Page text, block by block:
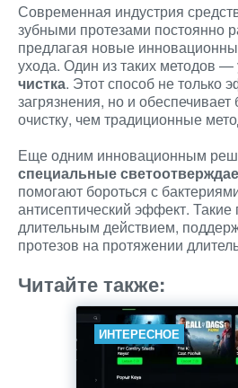
Современная индустрия
зубными протезами постоянно
предлагая новые
ухода. Один из таких методов —
чистка. Этот способ не только
загрязнения, но и
очистку, чем традиционные
Еще одним инновационным
специальные
помогают бороться с
антисептический эффект. Такие
длительным действием,
протезов на протяжении
Читайте также:
ИНТЕРЕСНОЕ